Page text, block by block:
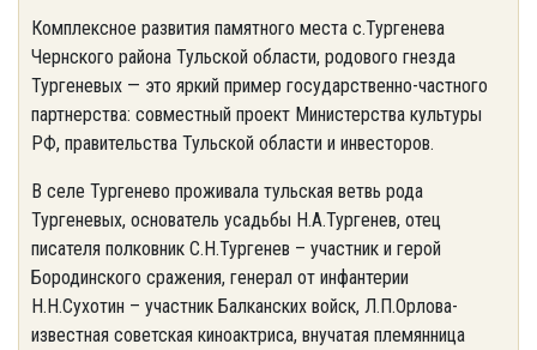
Комплексное развития памятного места с.Тургенева
Чернского района Тульской области, родового гнезда
Тургеневых — это яркий пример государственно-частного
партнерства: совместный проект Министерства культуры
РФ, правительства Тульской области и инвесторов.
В селе Тургенево проживала тульская ветвь рода
Тургеневых, основатель усадьбы Н.А.Тургенев, отец
писателя полковник С.Н.Тургенев – участник и герой
Бородинского сражения, генерал от инфантерии
Н.Н.Сухотин – участник Балканских войск, Л.П.Орлова-
известная советская киноактриса, внучатая племянница